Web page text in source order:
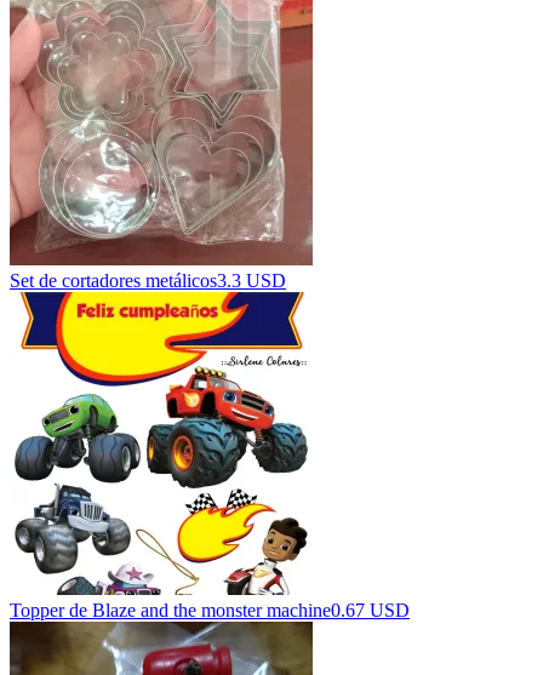
Set de cortadores metálicos3.3 USD
Topper de Blaze and the monster machine0.67 USD